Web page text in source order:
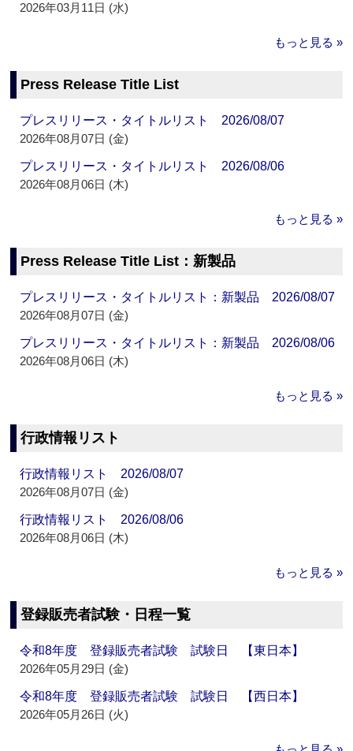
2026年03月11日 (水)
もっと見る »
Press Release Title List
プレスリリース・タイトルリスト 2026/08/07
2026年08月07日 (金)
プレスリリース・タイトルリスト 2026/08/06
2026年08月06日 (木)
もっと見る »
Press Release Title List：新製品
プレスリリース・タイトルリスト：新製品 2026/08/07
2026年08月07日 (金)
プレスリリース・タイトルリスト：新製品 2026/08/06
2026年08月06日 (木)
もっと見る »
行政情報リスト
行政情報リスト 2026/08/07
2026年08月07日 (金)
行政情報リスト 2026/08/06
2026年08月06日 (木)
もっと見る »
登録販売者試験・日程一覧
令和8年度 登録販売者試験 試験日 【東日本】
2026年05月29日 (金)
令和8年度 登録販売者試験 試験日 【西日本】
2026年05月26日 (火)